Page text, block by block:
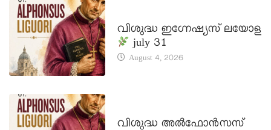
വിശുദ്ധ ഇഗ്നേഷ്യസ് ലയോള
july 31
August 4, 2026
വിശുദ്ധ അൽഫോൻസസ്